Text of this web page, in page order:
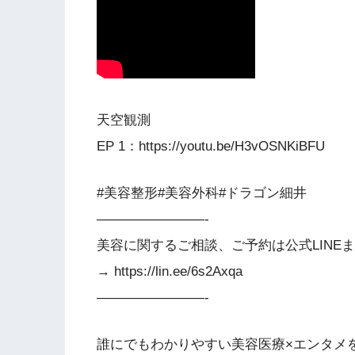
天空観測
EP 1：https://youtu.be/H3vOSNKiBFU
#美容整形#美容外科#ドラゴン細井
————————-
美容に関するご相談、ご予約は公式LINEま
→ https://lin.ee/6s2Axqa
————————-
誰にでもわかりやすい美容医療×エンタメ